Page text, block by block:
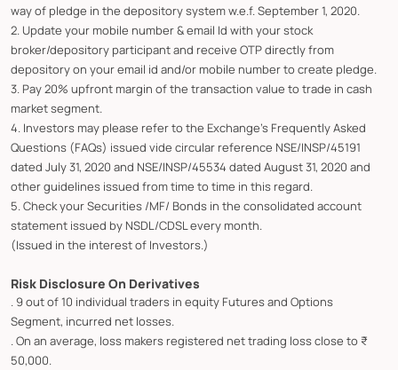
way of pledge in the depository system w.e.f. September 1, 2020.
2. Update your mobile number & email Id with your stock
broker/depository participant and receive OTP directly from
depository on your email id and/or mobile number to create pledge.
3. Pay 20% upfront margin of the transaction value to trade in cash
market segment.
4. Investors may please refer to the Exchange's Frequently Asked
Questions (FAQs) issued vide circular reference NSE/INSP/45191
dated July 31, 2020 and NSE/INSP/45534 dated August 31, 2020 and
other guidelines issued from time to time in this regard.
5. Check your Securities /MF/ Bonds in the consolidated account
statement issued by NSDL/CDSL every month.
(Issued in the interest of Investors.)
Risk Disclosure On Derivatives
. 9 out of 10 individual traders in equity Futures and Options
Segment, incurred net losses.
. On an average, loss makers registered net trading loss close to ₹
50,000.